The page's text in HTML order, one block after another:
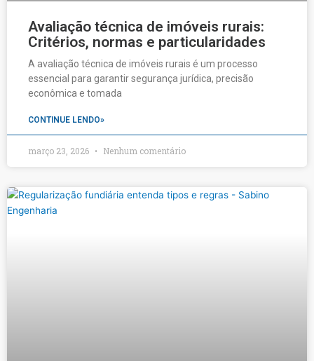
Avaliação técnica de imóveis rurais:
Critérios, normas e particularidades
A avaliação técnica de imóveis rurais é um processo
essencial para garantir segurança jurídica, precisão
econômica e tomada
CONTINUE LENDO»
março 23, 2026 Nenhum comentário